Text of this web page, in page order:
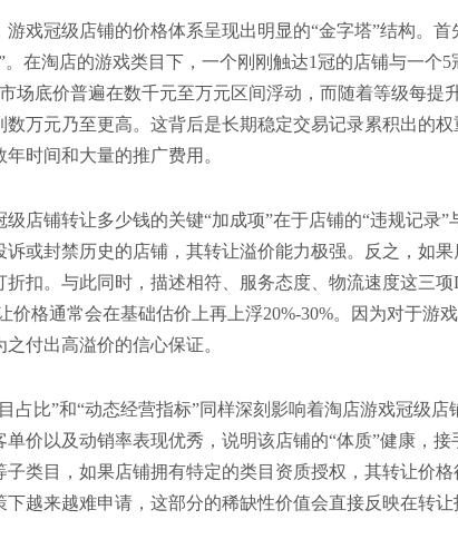
游戏冠级店铺的价格体系呈现出明显的“金字塔”结构。
。在淘店的游戏类目下，一个刚刚触达1冠的店铺与一个
场底价普遍在数千元至万元区间浮动，而随着等级每提
数万元乃至更高。这背后是长期稳定交易记录累积出的
时间和大量的推广费用。
店铺转让多少钱的关键“加成项”在于店铺的“违规记录”
或封禁历史的店铺，其转让溢价能力极强。反之，如
折扣。与此同时，描述相符、服务态度、物流速度这三
价格通常会在基础估价上再上浮20%-30%。因为对于游
付出高溢价的信心保证。
占比”和“动态经营指标”同样深刻影响着淘店游戏冠级
价以及动销率表现优秀，说明该店铺的“体质”健康，
子类目，如果店铺拥有特定的类目资质授权，其转让价
越来越难申请，这部分的稀缺性价值会直接反映在转让